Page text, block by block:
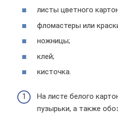
листы цветного
фломастеры или
ножницы;
клей;
кисточка.
На листе белого
пузырьки, а также